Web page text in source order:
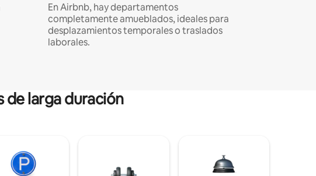
En Airbnb, hay departamentos
completamente amueblados, ideales para
desplazamientos temporales o traslados
laborales.
de larga duración